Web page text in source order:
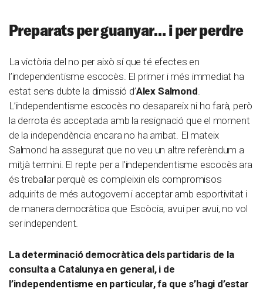
Preparats per guanyar… i per perdre
La victòria del no per això sí que té efectes en
l’independentisme escocès. El primer i més immediat ha
estat sens dubte la dimissió d’Alex Salmond.
L’independentisme escocès no desapareix ni ho farà, però
la derrota és acceptada amb la resignació que el moment
de la independència encara no ha arribat. El mateix
Salmond ha assegurat que no veu un altre referèndum a
mitjà termini. El repte per a l’independentisme escocès ara
és treballar perquè es compleixin els compromisos
adquirits de més autogovern i acceptar amb esportivitat i
de manera democràtica que Escòcia, avui per avui, no vol
ser independent.
La determinació democràtica dels partidaris de la
consulta a Catalunya en general, i de
l’independentisme en particular, fa que s’hagi d’estar